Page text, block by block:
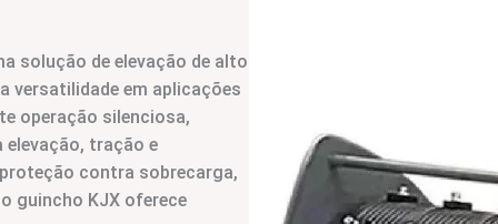
solução de elevação de alto
versatilidade em aplicações
operação silenciosa,
tração e
contra sobrecarga,
guincho KJX oferece